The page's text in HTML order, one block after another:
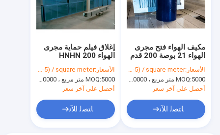
إغلاق فيلم حماية مجرى
الهواء HNHN 200
'للتخزين
الأسعار:USD(0.03-5) / square meter
MOQ:5000 متر مربع ، 10000 متر مربع مع الطباعة
أحصل على آخر سعر
ﺎﺘﺼﻟ ﺍﻶﻧ
مكيف الهواء فتح مجرى
الهواء 21 بوصة 200 قدم
الهواء
الأسعار:USD(0.03-5) / square meter
MOQ:5000 متر مربع ، 10000 متر مربع مع الطباعة
أحصل على آخر سعر
ﺎﺘﺼﻟ ﺍﻶﻧ